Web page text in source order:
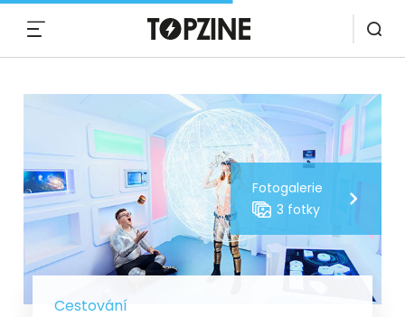
Fotogalerie
3 fotky
Cestování